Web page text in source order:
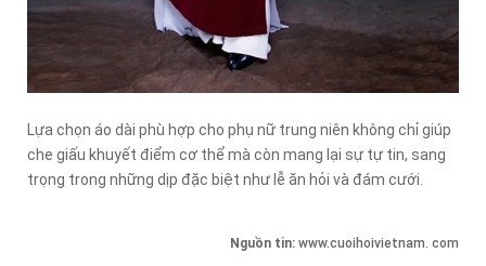
Lựa chọn áo dài phù hợp cho phụ nữ trung niên không chỉ giúp
che giấu khuyết điểm cơ thể mà còn mang lại sự tự tin, sang
trọng trong những dịp đặc biệt như lễ ăn hỏi và đám cưới.
Nguồn tin: www.cuoihoivietnam. com